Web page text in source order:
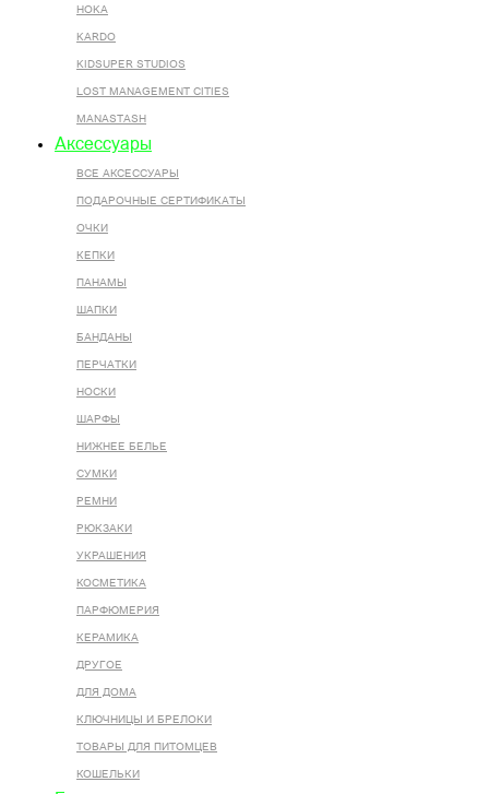
HOKA
KARDO
KIDSUPER STUDIOS
LOST MANAGEMENT CITIES
MANASTASH
Аксессуары
ВСЕ AКСЕССУАРЫ
ПОДАРОЧНЫЕ СЕРТИФИКАТЫ
ОЧКИ
КЕПКИ
ПАНАМЫ
ШАПКИ
БАНДАНЫ
ПЕРЧАТКИ
НОСКИ
ШАРФЫ
НИЖНЕЕ БЕЛЬЕ
СУМКИ
РЕМНИ
РЮКЗАКИ
УКРАШЕНИЯ
КОСМЕТИКА
ПАРФЮМЕРИЯ
КЕРАМИКА
ДРУГОЕ
ДЛЯ ДОМА
КЛЮЧНИЦЫ И БРЕЛОКИ
ТОВАРЫ ДЛЯ ПИТОМЦЕВ
КОШЕЛЬКИ